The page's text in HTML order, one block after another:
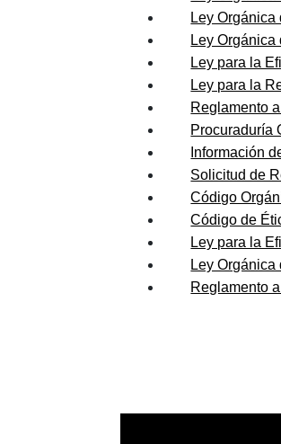
Ley
Ley
Ley para la
Ley para la
Reglamento
Procuraduría
Información
Solicitud de
Código
Código de
Ley para la
Ley
Reglamento